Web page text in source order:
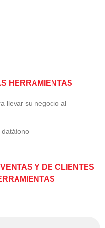
HERRAMIENTAS
llevar su negocio al
datáfono
Y DE CLIENTES